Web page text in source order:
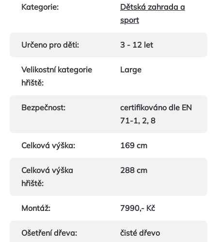
Kategorie:
Dětská zahrada a
sport
Určeno pro děti: 3 - 12 let
Velikostní kategorie
hřiště:
Large
Bezpečnost:
certifikováno dle EN
71-1, 2, 8
Celková výška: 169 cm
Celková výška
hřiště:
288 cm
Montáž: 7990,- Kč
Ošetření dřeva: čisté dřevo